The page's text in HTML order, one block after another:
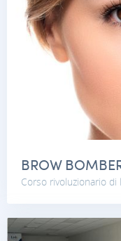
BROW
Corso rivoluzionario di